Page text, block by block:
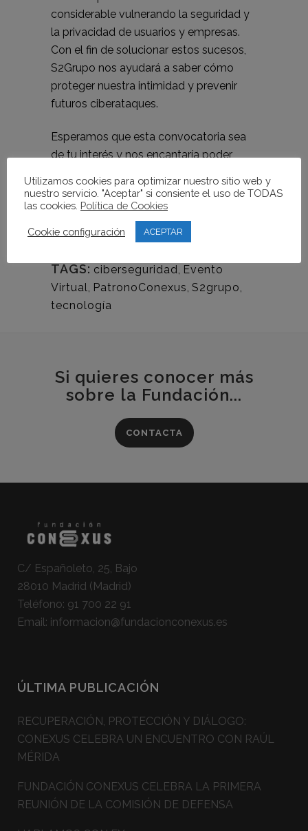
considerable vulnerando la seguridad y
la privacidad de usuarios y empresas.
Con el fin de solucionar estos sucesos,
S2Grupo nos ayudará a saber cómo
proteger nuestra intimidad y prevenir
futuros ciberataques.
Esperamos que esta convocatoria sea
de tu interés y nos encantaría poder
presentación online, a través de la
plataforma Zoom, es necesario
inscribirte AQUÍ
TAGS: ciberseguridad, Evento
Virtual, PatronoConexus, S2grupo,
tecnología
Si quieres conocer más
sobre la Fundación...
CONTACTA
C/ Españoleto, 25, Bajo
28010 Madrid (Madrid)
Teléfono: 91 700 22 91
Email: informacion@fundacionconexus.es
ÚLTIMA PUBLICACIÓN
RECUPERACIÓN, PROTECCIÓN Y DIÁLOGO:
CONEXUS CELEBRA UN ENCUENTRO CON RAÚL
MÉRIDA
FUNDACIÓN CONEXUS CELEBRA LA PRIMERA
REUNIÓN DE LA COMISIÓN DE DEFENSA
Utilizamos cookies para optimizar nuestro sitio web y
nuestro servicio. "Aceptar" si consiente el uso de TODAS
las cookies. Política de Cookies
Cookie configuración ACEPTAR